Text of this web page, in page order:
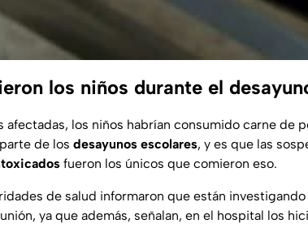
los niños durante el
afectadas, los niños habrían consumido carne de
de los desayunos escolares, y es que las
fueron los únicos que comieron eso.
de salud informaron que están
ya que además, señalan, en el hospital los